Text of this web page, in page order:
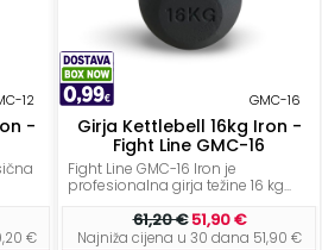
12
-
€
GMC-16
Girja Kettlebell 16kg Iron -
Fight Line GMC-16
Fight Line GMC-16 Iron je
profesionalna girja težine 16 kg...
61,20 €51,90 €
Najniža cijena u 30 dana 51,90 €